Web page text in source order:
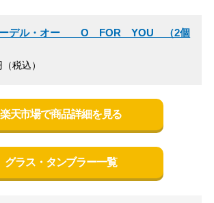
ーデル・オー O FOR YOU （2個
税込）
楽天市場で商品詳細を見る
グラス・タンブラー一覧